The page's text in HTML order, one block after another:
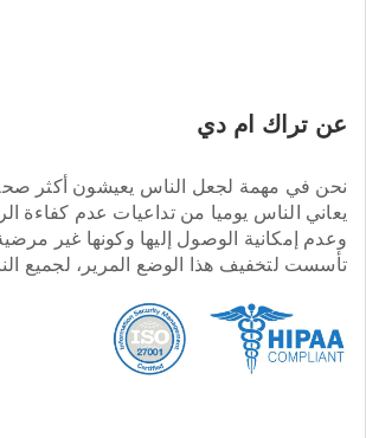
عن تراك ام دي
نحن في مهمة لجعل الناس يعيشون أكثر
يعاني الناس يوميا من تداعيات عدم كفاءة
وعدم إمكانية الوصول إليها وكونها غير
تأسست لتخفيف هذا الوضع المرير، لجميع